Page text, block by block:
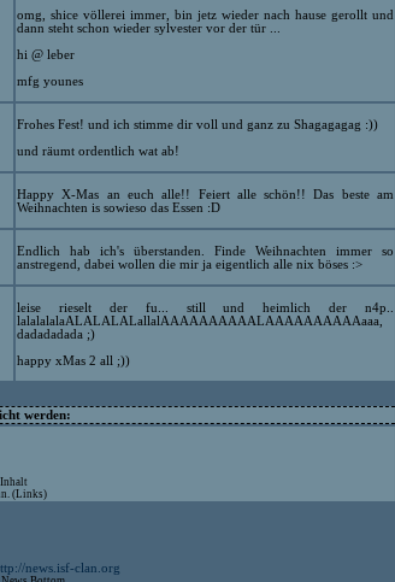
omg, shice völlerei immer, bin jetz wieder nach hause gerollt und
dann steht schon wieder sylvester vor der tür ...
hi @ leber
mfg younes
Frohes Fest! und ich stimme dir voll und ganz zu Shagagagag :))
und räumt ordentlich wat ab!
Happy X-Mas an euch alle!! Feiert alle schön!! Das beste am
Weihnachten is sowieso das Essen :D
Endlich hab ich's überstanden. Finde Weihnachten immer so
anstregend, dabei wollen die mir ja eigentlich alle nix böses :>
leise rieselt der fu... still und heimlich der n4p..
lalalalalaALALALALallalAAAAAAAAAALAAAAAAAAAAaaa,
dadadadada ;)
happy xMas 2 all ;))
werden:
Inhalt
(Links)
news.isf-clan.org